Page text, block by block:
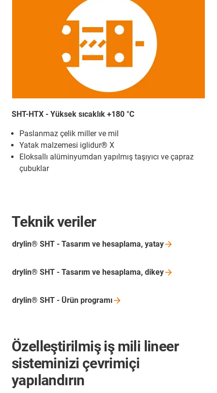
SHT-HTX - Yüksek sıcaklık +180 °C
Paslanmaz çelik miller ve mil
Yatak malzemesi iglidur® X
Eloksallı alüminyumdan yapılmış taşıyıcı ve çapraz
çubuklar
Teknik veriler
drylin® SHT - Tasarım ve hesaplama, yatay
drylin® SHT - Tasarım ve hesaplama, dikey
drylin® SHT - Ürün programı
Özelleştirilmiş iş mili lineer
sisteminizi çevrimiçi
yapılandırın